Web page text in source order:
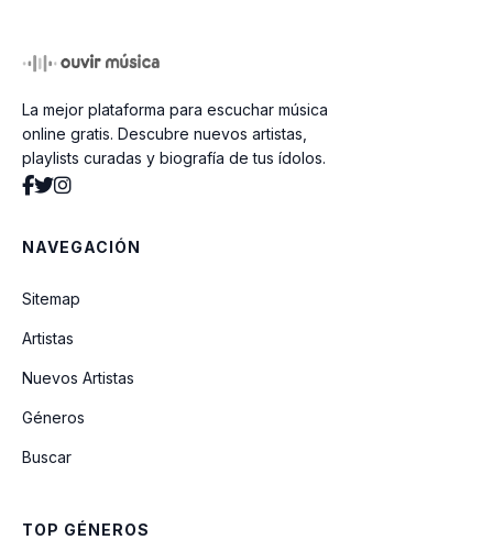
Alegria
La mejor plataforma para escuchar música
online gratis. Descubre nuevos artistas,
playlists curadas y biografía de tus ídolos.
NAVEGACIÓN
Sitemap
Artistas
Nuevos Artistas
Géneros
Buscar
TOP GÉNEROS